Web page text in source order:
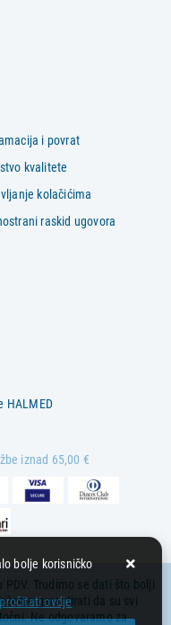
i povrat
kvalitete
kolačićima
raskid ugovora
HALMED
iznad 65,00 €
Trudimo se dati što bolji
garantirati da su svi
Ne odgovaramo za
bolje korisničko
ovdje